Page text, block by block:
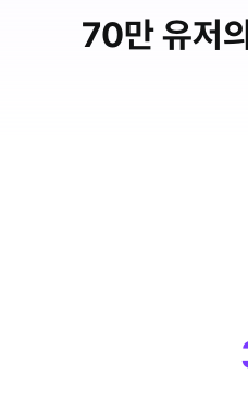
70만 유저